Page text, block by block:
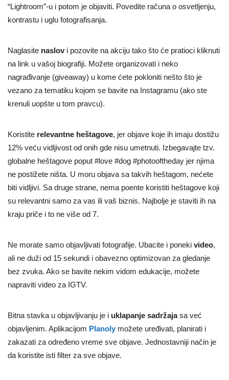
“Lightroom”-u i potom je objaviti. Povedite računa o osvetljenju,
kontrastu i uglu fotografisanja.
Naglasite naslovi pozovite na akciju tako što će pratioci kliknuti
na link u vašoj biografiji. Možete organizovati i neko
nagrađivanje (giveaway) u kome ćete pokloniti nešto što je
vezano za tematiku kojom se bavite na Instagramu (ako ste
krenuli uopšte u tom pravcu).
Koristite relevantne heštagove, jer objave koje ih imaju dostižu
12% veću vidljivost od onih gde nisu umetnuti. Izbegavajte tzv.
globalne heštagove poput #love #dog #photooftheday jer njima
ne postižete ništa. U moru objava sa takvih heštagom, nećete
biti vidljivi. Sa druge strane, nema poente koristiti heštagove koji
su relevantni samo za vas ili vaš biznis. Najbolje je staviti ih na
kraju priče i to ne više od 7.
Ne morate samo objavljivati fotografije. Ubacite i poneki video,
ali ne duži od 15 sekundi i obavezno optimizovan za gledanje
bez zvuka. Ako se bavite nekim vidom edukacije, možete
napraviti video za IGTV.
Bitna stavka u objavljivanju je i uklapanje sadržajasa već
objavljenim. Aplikacijom Planoly možete uređivati, planirati i
zakazati za određeno vreme sve objave. Jednostavniji način je
da koristite isti filter za sve objave.